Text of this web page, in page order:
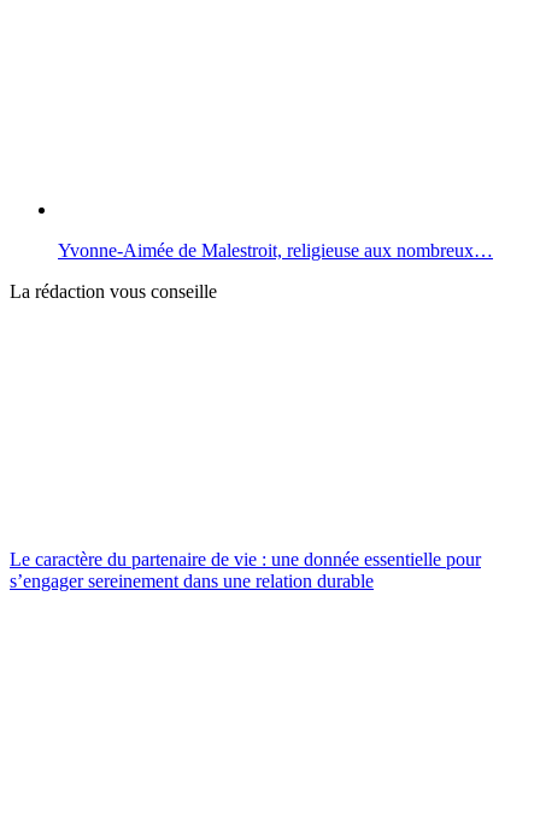
Yvonne-Aimée de Malestroit, religieuse aux nombreux…
La rédaction vous conseille
Le caractère du partenaire de vie : une donnée essentielle pour
s’engager sereinement dans une relation durable